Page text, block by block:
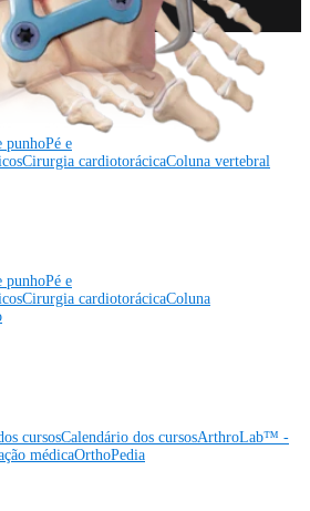
punhoPé e
Cirurgia cardiotorácicaColuna vertebral
punhoPé e
Cirurgia cardiotorácicaColuna
cursosCalendário dos cursosArthroLab™ -
médicaOrthoPedia